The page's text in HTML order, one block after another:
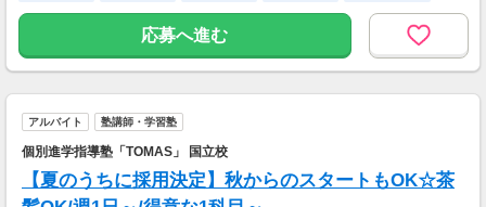
応募へ進む
アルバイト 塾講師・学習塾
個別進学指導塾「TOMAS」 国立校
【夏のうちに採用決定】秋からのスタートもOK☆茶